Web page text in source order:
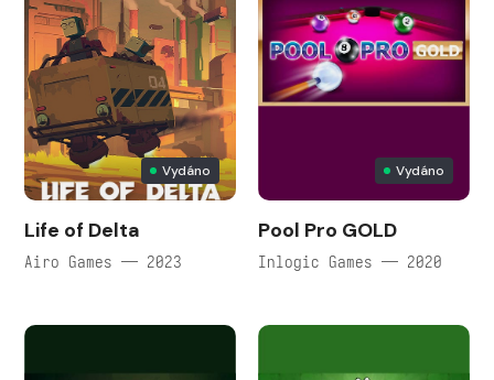
Vydáno
Life of Delta
Airo Games — 2023
Vydáno
Pool Pro GOLD
Inlogic Games — 2020